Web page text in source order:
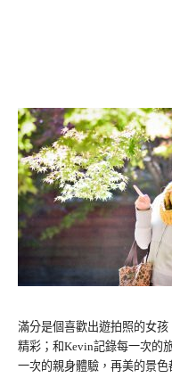
滿分是個喜歡出遊拍照的女
精彩；和Kevin記錄每一次的
一次的親身體驗，再美的景